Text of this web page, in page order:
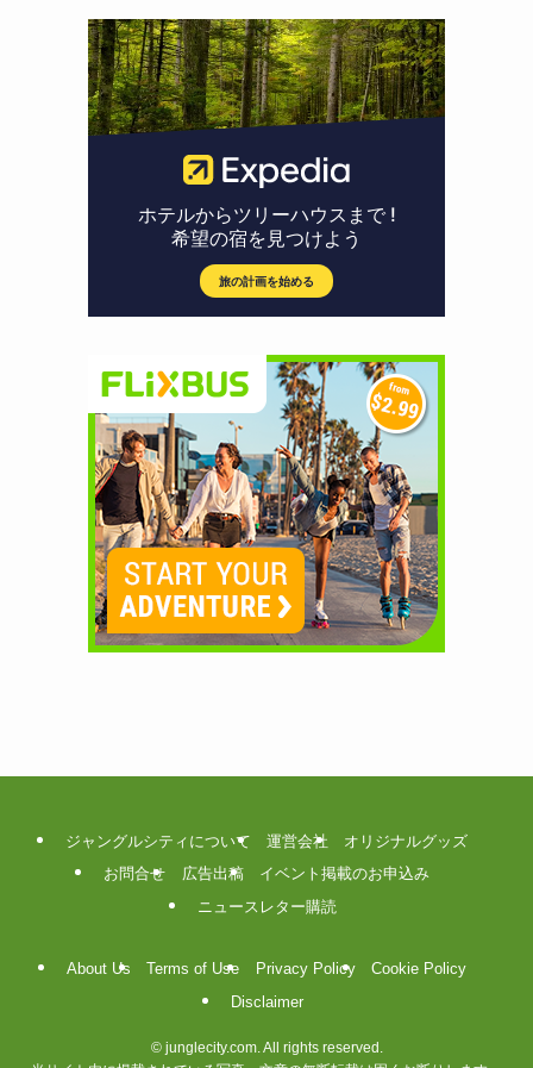
ジャングルシティについて 運営会社
オリジナルグッズ
お問合せ
広告出稿
イベント掲載のお申込み
ニュースレター購読
About Us Terms of Use Privacy Policy
Cookie Policy
Disclaimer
©junglecity.com. All rights reserved.